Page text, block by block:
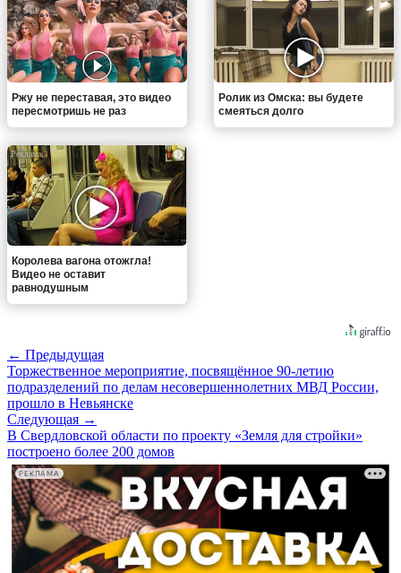
Ржу не переставая, это видео
пересмотришь не раз
Ролик из Омска: вы будете
смеяться долго
i
Королева вагона отожгла!
Видео не оставит
равнодушным
← Предыдущая
Торжественное мероприятие, посвящённое 90-летию
подразделений по делам несовершеннолетних МВД России,
прошло в Невьянске
Следующая →
В Свердловской области по проекту «Земля для стройки»
построено более 200 домов
РЕКЛАМА